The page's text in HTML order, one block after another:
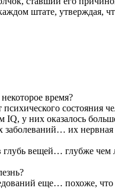
штате, утверждая,
время?
у них оказалось
их
глубь вещей… глубже
еще… похоже,